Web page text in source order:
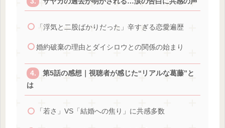
「浮気と二股ばかりだった」辛すぎる恋愛遍歴
婚約破棄の理由とダイシロウとの関係の始まり
第5話の感想｜視聴者が感じた“リアルな葛藤”と
は
「若さ」VS「結婚への焦り」に共感多数